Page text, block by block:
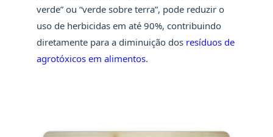
verde” ou “verde sobre terra”, pode reduzir o
uso de herbicidas em até 90%, contribuindo
diretamente para a diminuição dos resíduos de
agrotóxicos em alimentos.